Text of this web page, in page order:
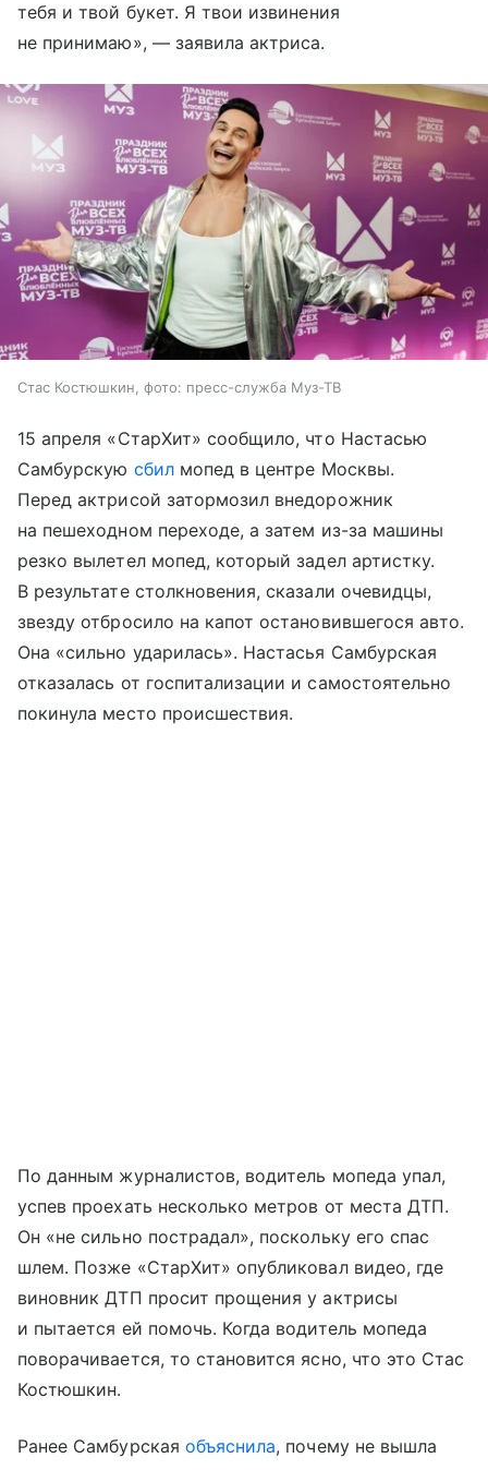
тебя и твой букет. Я твои извинения
не принимаю», — заявила актриса.
Стас Костюшкин, фото: пресс-служба Муз-ТВ
15 апреля «СтарХит» сообщило, что Настасью
Самбурскую сбилмопед в центре Москвы.
Перед актрисой затормозил внедорожник
на пешеходном переходе, а затем из-за машины
резко вылетел мопед, который задел артистку.
В результате столкновения, сказали очевидцы,
звезду отбросило на капот остановившегося авто.
Она «сильно ударилась». Настасья Самбурская
отказалась от госпитализации и самостоятельно
покинула место происшествия.
По данным журналистов, водитель мопеда упал,
успев проехать несколько метров от места ДТП.
Он «не сильно пострадал», поскольку его спас
шлем. Позже «СтарХит» опубликовал видео, где
виновник ДТП просит прощения у актрисы
и пытается ей помочь. Когда водитель мопеда
поворачивается, то становится ясно, что это Стас
Костюшкин.
Ранее Самбурская объяснила, почему не вышла